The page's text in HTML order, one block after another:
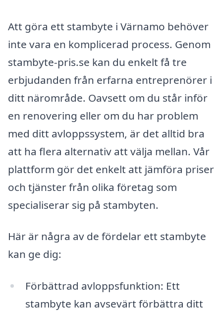
Att göra ett stambyte i Värnamo behöver
inte vara en komplicerad process. Genom
stambyte-pris.se kan du enkelt få tre
erbjudanden från erfarna entreprenörer i
ditt närområde. Oavsett om du står inför
en renovering eller om du har problem
med ditt avloppssystem, är det alltid bra
att ha flera alternativ att välja mellan. Vår
plattform gör det enkelt att jämföra priser
och tjänster från olika företag som
specialiserar sig på stambyten.
Här är några av de fördelar ett stambyte
kan ge dig:
Förbättrad avloppsfunktion: Ett
stambyte kan avsevärt förbättra ditt